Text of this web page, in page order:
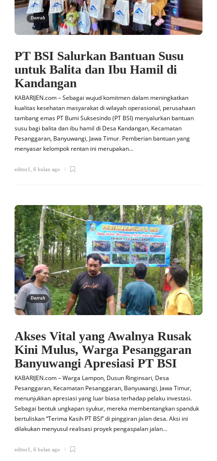
Daerah
PT BSI Salurkan Bantuan Susu
untuk Balita dan Ibu Hamil di
Kandangan
KABARIJEN.com – Sebagai wujud komitmen dalam meningkatkan
kualitas kesehatan masyarakat di wilayah operasional, perusahaan
tambang emas PT Bumi Suksesindo (PT BSI) menyalurkan bantuan
susu bagi balita dan ibu hamil di Desa Kandangan, Kecamatan
Pesanggaran, Banyuwangi, Jawa Timur. Pemberian bantuan yang
menyasar kelompok rentan ini merupakan…
editor1, 6 bulan ago
Daerah
Akses Vital yang Awalnya Rusak
Kini Mulus, Warga Pesanggaran
Banyuwangi Apresiasi PT BSI
KABARIJEN.com – Warga Lampon, Dusun Ringinsari, Desa
Pesanggaran, Kecamatan Pesanggaran, Banyuwangi, Jawa Timur,
menunjukkan apresiasi yang luar biasa terhadap pelaku investasi.
Sebagai bentuk ungkapan syukur, mereka membentangkan spanduk
bertuliskan “Terima Kasih PT BSI” di pinggiran jalan desa. Aksi ini
dilakukan menyusul realisasi proyek pengaspalan jalan…
editor1, 6 bulan ago